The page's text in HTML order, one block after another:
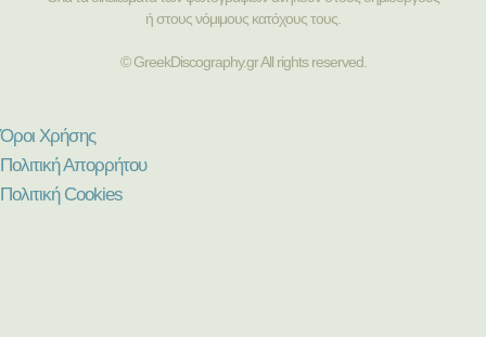
ή στους νόμιμους κατόχους τους.
© GreekDiscography.gr All rights reserved.
Όροι Χρήσης
Πολιτική Απορρήτου
Πολιτική Cookies